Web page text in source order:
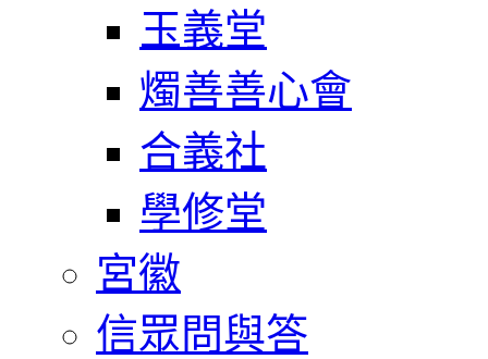
玉義堂
燭善善心會
合義社
學修堂
宮徽
信眾問與答